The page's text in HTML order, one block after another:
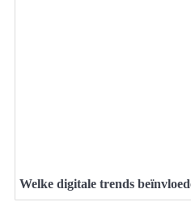
Welke digitale trends